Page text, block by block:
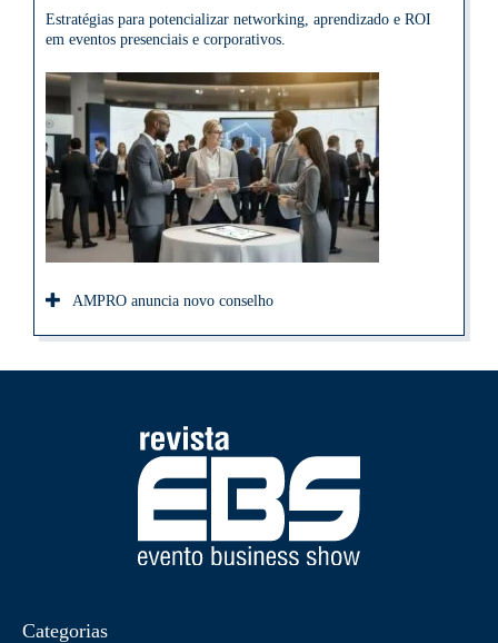
Estratégias para potencializar networking, aprendizado e ROI
em eventos presenciais e corporativos.
AMPRO anuncia novo conselho
Categorias